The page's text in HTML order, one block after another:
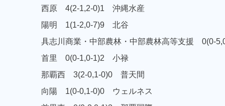
西原 4(2-1,2-0)1 沖縄水産
陽明 1(1-2,0-7)9 北谷
具志川商業・中部農林・中部農林高等支援
首里 0(0-1,0-1)2 小禄
那覇西 3(2-0,1-0)0 普天間
向陽 1(0-0,1-0)0 ウェルネス